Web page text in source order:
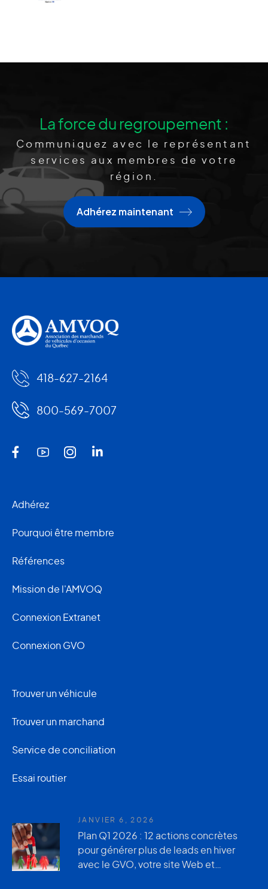
La force du regroupement :
Communiquez avec le représentant
services aux membres de votre
région.
Adhérez maintenant
418-627-2164
800-569-7007
Adhérez
Pourquoi être membre
Références
Mission de l'AMVOQ
Connexion Extranet
Connexion GVO
Trouver un véhicule
Trouver un marchand
Service de conciliation
Essai routier
JANVIER 6, 2026
Plan Q1 2026 : 12 actions concrètes
pour générer plus de leads en hiver
avec le GVO, votre site Web et